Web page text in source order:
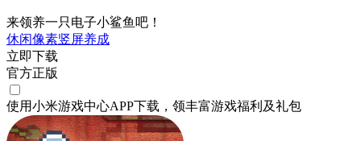
来领养一只电子小鲨鱼吧！
休闲像素竖屏养成
立即下载
官方正版
使用小米游戏中心APP下载 ，领丰富游戏福利 及礼包